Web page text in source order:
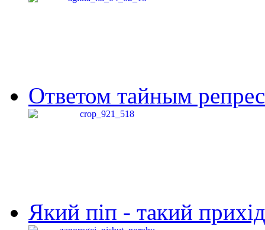
Ответом тайным
Який піп - такий